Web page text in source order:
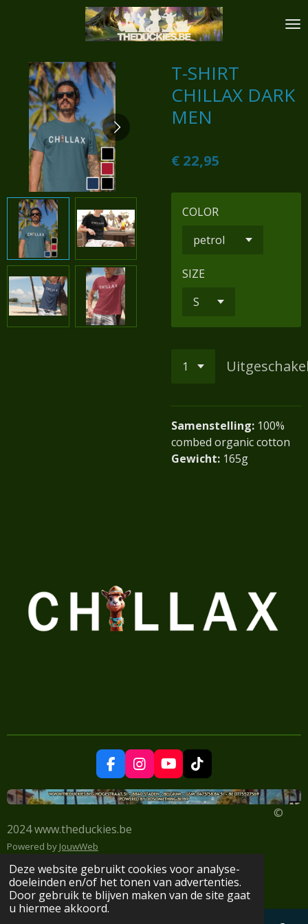
Deze website gebruikt cookies voor analyse-
doeleinden en/of het tonen van advertenties.
Door gebruik te blijven maken van de site gaat
u hiermee akkoord.
hoofdinhoud
T-SHIRT
CHILLAX DARK
MEN
€ 22,95
COLOR
SIZE
Samenstelling: 100%
combed organic cotton
Gewicht: 165g
F
a
c
e
o
I
n
s
t
m
Y
o
u
T
T
i
k
T
©
2024 www.theduckies.be
Powered by JouwWeb